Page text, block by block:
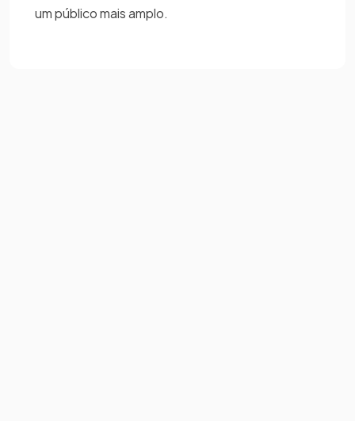
um público mais amplo.